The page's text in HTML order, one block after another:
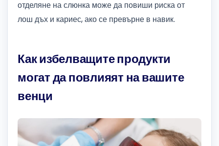
отделяне на слюнка може да повиши риска от
лош дъх и кариес, ако се превърне в навик.
Как избелващите продукти
могат да повлияят на вашите
венци